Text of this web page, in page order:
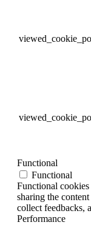
Functional
Functional
Functional
sharing the
collect feedbacks,
Performance